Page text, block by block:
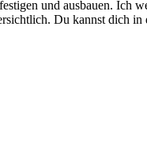
und ausbauen. Ich
Du kannst dich